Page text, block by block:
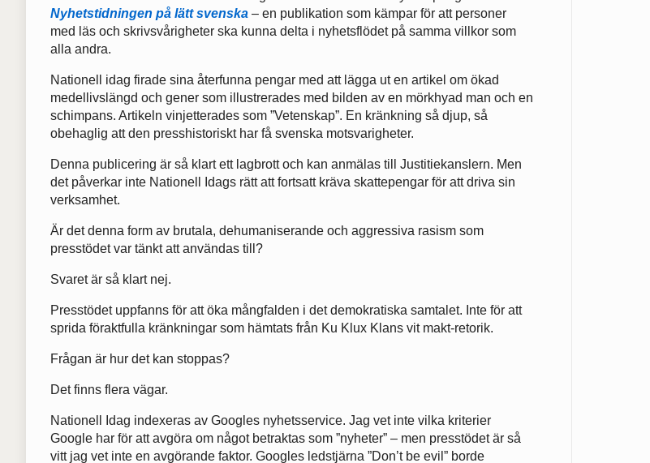
Nyhetstidningen på lätt svenska – en publikation som kämpar för att personer
med läs och skrivsvårigheter ska kunna delta i nyhetsflödet på samma villkor som
alla andra.
Nationell idag firade sina återfunna pengar med att lägga ut en artikel om ökad
medellivslängd och gener som illustrerades med bilden av en mörkhyad man och en
schimpans. Artikeln vinjetterades som ”Vetenskap”. En kränkning så djup, så
obehaglig att den presshistoriskt har få svenska motsvarigheter.
Denna publicering är så klart ett lagbrott och kan anmälas till Justitiekanslern. Men
det påverkar inte Nationell Idags rätt att fortsatt kräva skattepengar för att driva sin
verksamhet.
Är det denna form av brutala, dehumaniserande och aggressiva rasism som
presstödet var tänkt att användas till?
Svaret är så klart nej.
Presstödet uppfanns för att öka mångfalden i det demokratiska samtalet. Inte för att
sprida föraktfulla kränkningar som hämtats från Ku Klux Klans vit makt-retorik.
Frågan är hur det kan stoppas?
Det finns flera vägar.
Nationell Idag indexeras av Googles nyhetsservice. Jag vet inte vilka kriterier
Google har för att avgöra om något betraktas som ”nyheter” – men presstödet är så
vitt jag vet inte en avgörande faktor. Googles ledstjärna ”Don’t be evil” borde